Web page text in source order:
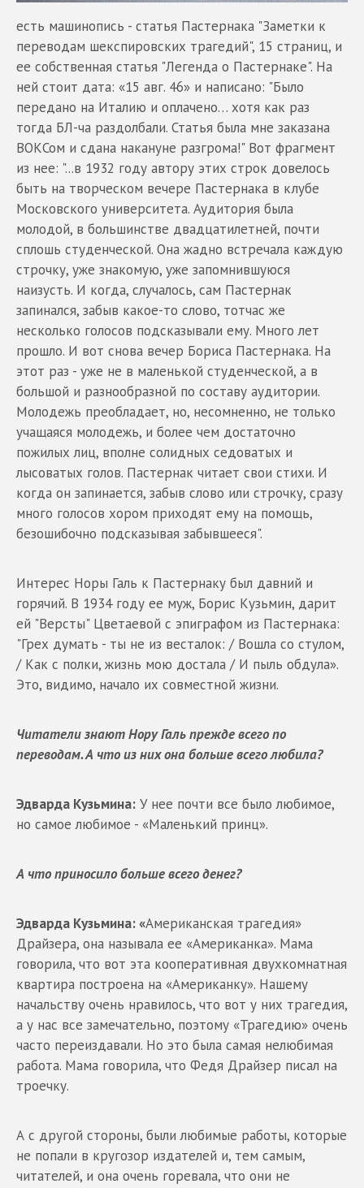
есть машинопись - статья Пастернака "Заметки к
переводам шекспировских трагедий", 15 страниц, и
ее собственная статья "Легенда о Пастернаке". На
ней стоит дата: «15 авг. 46» и написано: "Было
передано на Италию и оплачено… хотя как раз
тогда БЛ-ча раздолбали. Статья была мне заказана
ВОКСом и сдана накануне разгрома!" Вот фрагмент
из нее: "...в 1932 году автору этих строк довелось
быть на творческом вечере Пастернака в клубе
Московского университета. Аудитория была
молодой, в большинстве двадцатилетней, почти
сплошь студенческой. Она жадно встречала каждую
строчку, уже знакомую, уже запомнившуюся
наизусть. И когда, случалось, сам Пастернак
запинался, забыв какое-то слово, тотчас же
несколько голосов подсказывали ему. Много лет
прошло. И вот снова вечер Бориса Пастернака. На
этот раз - уже не в маленькой студенческой, а в
большой и разнообразной по составу аудитории.
Молодежь преобладает, но, несомненно, не только
учащаяся молодежь, и более чем достаточно
пожилых лиц, вполне солидных седоватых и
лысоватых голов. Пастернак читает свои стихи. И
когда он запинается, забыв слово или строчку, сразу
много голосов хором приходят ему на помощь,
безошибочно подсказывая забывшееся".
Интерес Норы Галь к Пастернаку был давний и
горячий. В 1934 году ее муж, Борис Кузьмин, дарит
ей "Версты" Цветаевой с эпиграфом из Пастернака:
"Грех думать - ты не из весталок: / Вошла со стулом,
/ Как с полки, жизнь мою достала / И пыль обдула».
Это, видимо, начало их совместной жизни.
Читатели знают Нору Галь прежде всего по
переводам. А что из них она больше всего любила?
Эдварда Кузьмина: У нее почти все было любимое,
но самое любимое - «Маленький принц».
А что приносило больше всего денег?
Эдварда Кузьмина: «Американская трагедия»
Драйзера, она называла ее «Американка». Мама
говорила, что вот эта кооперативная двухкомнатная
квартира построена на «Американку». Нашему
начальству очень нравилось, что вот у них трагедия,
а у нас все замечательно, поэтому «Трагедию» очень
часто переиздавали. Но это была самая нелюбимая
работа. Мама говорила, что Федя Драйзер писал на
троечку.
А с другой стороны, были любимые работы, которые
не попали в кругозор издателей и, тем самым,
читателей, и она очень горевала, что они не